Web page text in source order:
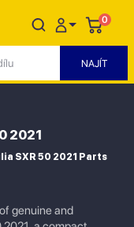
0
2021
SXR 50 2021 Parts
genuine and